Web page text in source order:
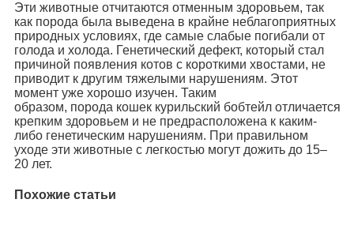
Эти животные отчитаются отменным здоровьем, так
как порода была выведена в крайне неблагоприятных
природных условиях, где самые слабые погибали от
голода и холода. Генетический дефект, который стал
причиной появления котов с короткими хвостами, не
приводит к другим тяжелыми нарушениям. Этот
момент уже хорошо изучен. Таким
образом, порода кошек курильский бобтейл отличается
крепким здоровьем и не предрасположена к каким-
либо генетическим нарушениям. При правильном
уходе эти животные с легкостью могут дожить до 15–
20 лет.
Похожие статьи